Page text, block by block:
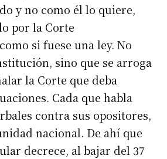
y no como él lo quiere,
por la Corte
si fuese una ley. No
sino que se arroga
la Corte que deba
Cada que habla
contra sus opositores,
nacional. De ahí que
decrece, al bajar del 37